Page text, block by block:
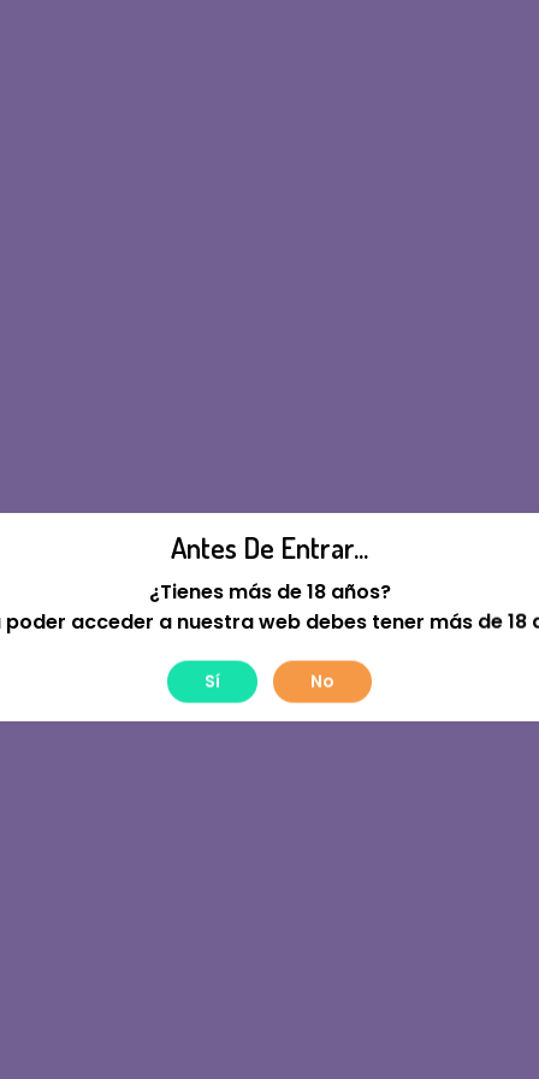
Antes De Entrar...
¿Tienes más de 18 años?
poder acceder a nuestra web debes tener más de 18
Sí No
Estamos